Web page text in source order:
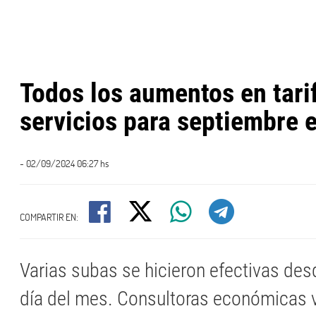
Todos los aumentos en
servicios para septiembre
- 02/09/2024 06:27 hs
COMPARTIR EN:
Varias subas se hicieron efectivas
día del mes. Consultoras económicas